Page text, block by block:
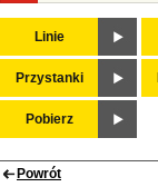
Linie
Przystanki
Pobierz
Powrót